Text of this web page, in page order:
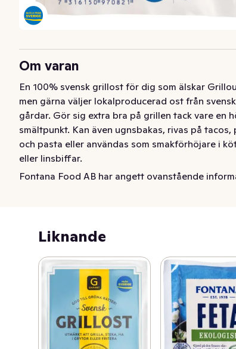
Om varan
En 100% svensk grillost för dig som älskar
men gärna väljer lokalproducerad ost från
gårdar. Gör sig extra bra på grillen tack vare en
smältpunkt. Kan även ugnsbakas, rivas på tacos,
och pasta eller användas som smakförhöjare i
eller linsbiffar.
Grilloumi® är vår grillost efter eget familjerecept.
Fontana Food AB har angett ovanstående
Liknande